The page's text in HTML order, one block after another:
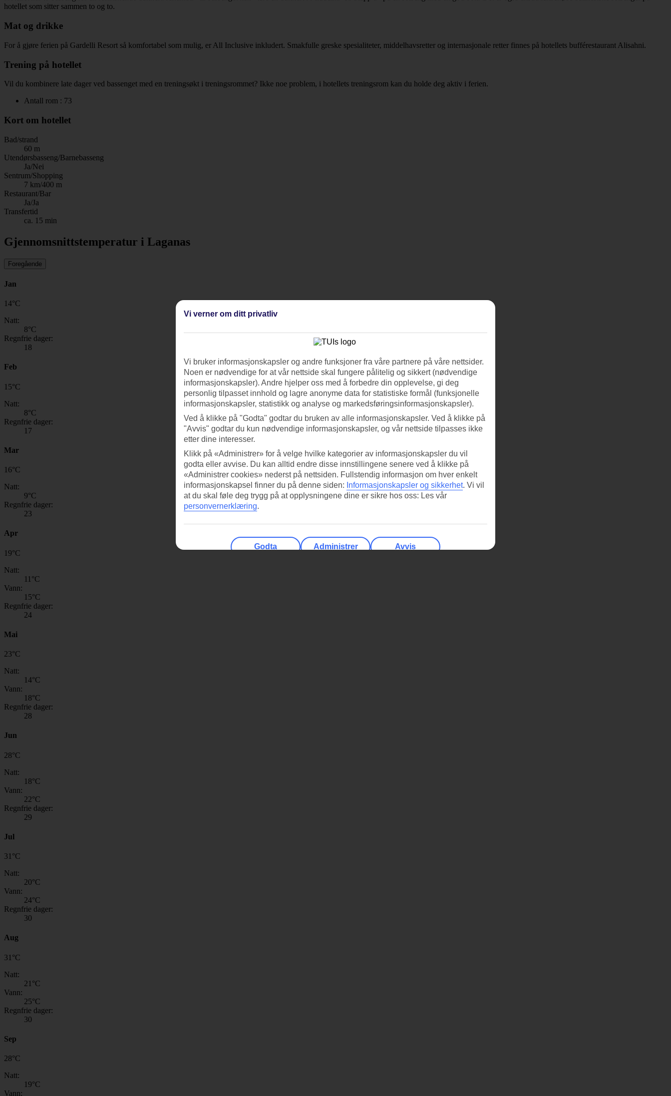
hotellet som sitter sammen to og to.
Mat og drikke
For å gjøre ferien på Gardelli Resort så komfortabel som mulig, er All Inclusive inkludert. Smakfulle greske spesialiteter, middelhavsretter og internasjonale retter finnes på hotellets bufférestaurant Alisahni.
Trening på hotellet
Vil du kombinere late dager ved bassenget med en treningsøkt i treningsrommet? Ikke noe problem, i hotellets treningsrom kan du holde deg aktiv i ferien.
Antall rom : 73
Kort om hotellet
Bad/strand
60 m
Utendørsbasseng/Barnebasseng
Ja/Nei
Sentrum/Shopping
7 km/400 m
Restaurant/Bar
Ja/Ja
Transfertid
ca. 15 min
Gjennomsnittstemperatur i Laganas
Foregående
Jan
14°C
Natt:
8°C
Regnfrie dager:
18
Feb
15°C
Natt:
8°C
Regnfrie dager:
17
Mar
16°C
Natt:
9°C
Regnfrie dager:
23
Apr
19°C
Natt:
11 °C
Vann:
15°C
Regnfrie dager:
24
Mai
23°C
Natt:
14°C
Vann:
18°C
Regnfrie dager:
28
Jun
28°C
Natt:
18°C
Vann:
22°C
Regnfrie dager:
29
Jul
31 °C
Natt:
20°C
Vann:
24°C
Regnfrie dager:
30
Aug
31 °C
Natt:
21 °C
Vann:
25°C
Regnfrie dager:
30
Sep
28°C
Natt:
19°C
Vann:
Vi verner om ditt privatliv
Vi bruker informasjonskapsler og andre funksjoner fra våre partnere på våre nettsider.
Noen er nødvendige for at vår nettside skal fungere pålitelig og sikkert (nødvendige
informasjonskapsler). Andre hjelper oss med å forbedre din opplevelse, gi deg
personlig tilpasset innhold og lagre anonyme data for statistiske formål (funksjonelle
informasjonskapsler, statistikk og analyse og markedsføringsinformasjonskapsler).
Ved å klikke på "Godta" godtar du bruken av alle informasjonskapsler. Ved å klikke på
"Avvis" godtar du kun nødvendige informasjonskapsler, og vår nettside tilpasses ikke
etter dine interesser.
Klikk på «Administrer» for å velge hvilke kategorier av informasjonskapsler du vil
godta eller avvise. Du kan alltid endre disse innstillingene senere ved å klikke på
«Administrer cookies» nederst på nettsiden. Fullstendig informasjon om hver enkelt
informasjonskapsel finner du på denne siden: Informasjonskapsler og sikkerhet. Vi vil
at du skal føle deg trygg på at opplysningene dine er sikre hos oss: Les vår
personvernerklæring.
Godta Administrer Avvis